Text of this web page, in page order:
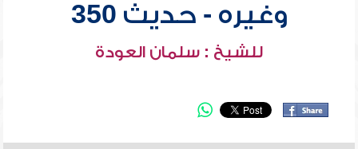
وغيره - حديث 350
للشيخ : سلمان العودة